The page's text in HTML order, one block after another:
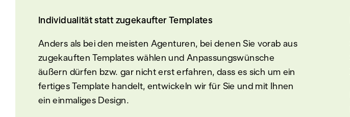
Individualität statt zugekaufter Templates
Anders als bei den meisten Agenturen, bei denen Sie vorab aus
zugekauften Templates wählen und Anpassungswünsche
äußern dürfen bzw. gar nicht erst erfahren, dass es sich um ein
fertiges Template handelt, entwickeln wir für Sie und mit Ihnen
ein einmaliges Design.